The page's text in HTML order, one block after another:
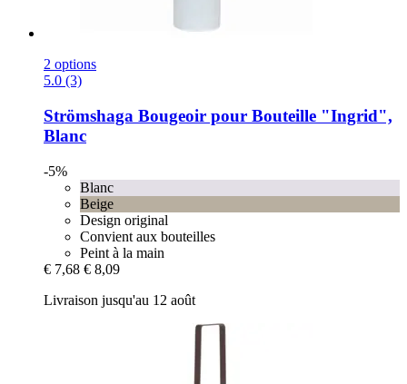
2 options
5.0 (3)
Strömshaga Bougeoir pour Bouteille "Ingrid",
Blanc
-5%
Blanc
Beige
Design original
Convient aux bouteilles
Peint à la main
€ 7,68 € 8,09
Livraison jusqu'au 12 août